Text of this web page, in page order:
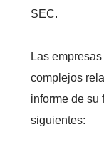
SEC.
Las
complejos
informe de su
siguientes: